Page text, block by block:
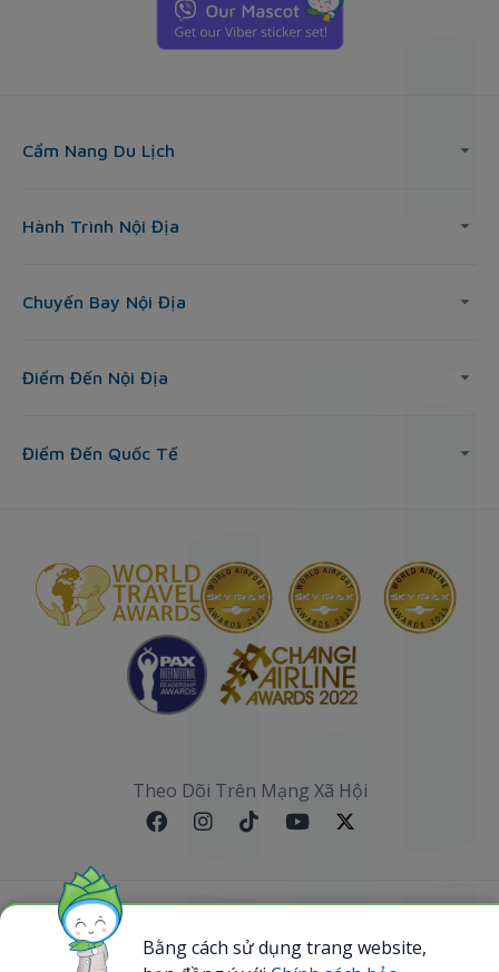
Cẩm Nang Du Lịch
Hành Trình Nội Địa
Chuyến Bay Nội Địa
Điểm Đến Nội Địa
Điểm Đến Quốc Tế
Theo Dõi Trên Mạng Xã Hội
Sơ đồ website
Bằng cách sử dụng trang website,